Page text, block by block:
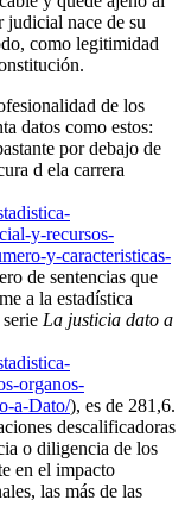
nace de su
como legitimidad
de los
datos como estos:
por debajo de
d ela carrera
y-recursos-
y-caracteristicas-
de sentencias que
a la estadística
La justicia dato a
organos-
a-Dato/), es de 281,6.
descalificadoras
o diligencia de los
en el impacto
las más de las